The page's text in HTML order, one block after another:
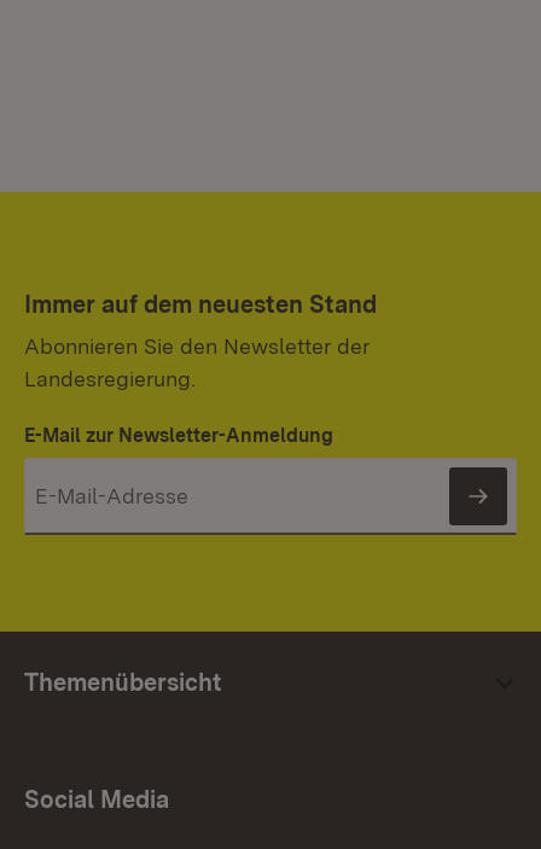
Immer auf dem neuesten Stand
Abonnieren Sie den Newsletter der
Landesregierung.
E-Mail zur Newsletter-Anmeldung
Themenübersicht
Social Media